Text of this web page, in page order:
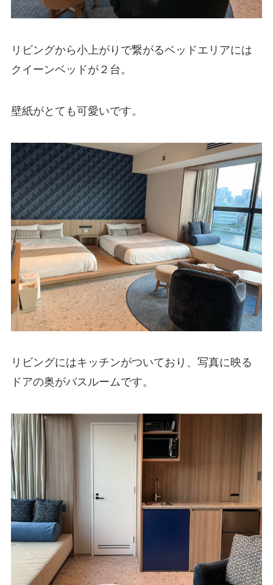
リビングから小上がりで繋がるベッドエリアには
クイーンベッドが２台。
壁紙がとても可愛いです。
リビングにはキッチンがついており、写真に映る
ドアの奥がバスルームです。